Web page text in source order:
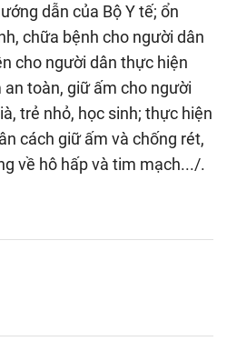
dẫn của Bộ Y tế; ổn
chữa bệnh cho người dân
cho người dân thực hiện
toàn, giữ ấm cho người
trẻ nhỏ, học sinh; thực hiện
cách giữ ấm và chống rét,
về hô hấp và tim mạch.../.